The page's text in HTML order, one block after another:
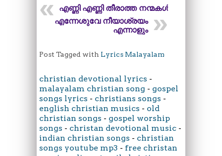
എണ്ണി എണ്ണി തീരാത്ത നന്മകൾ
എന്നേശുവേ നീയാശ്രയം
എന്നാളും
Post Tagged with Lyrics Malayalam
christian devotional lyrics -
malayalam christian song - gospel
songs lyrics - christians songs -
english christian musics - old
christian songs - gospel worship
songs - christan devotional music -
indian christian songs - christian
songs youtube mp3 - free christan